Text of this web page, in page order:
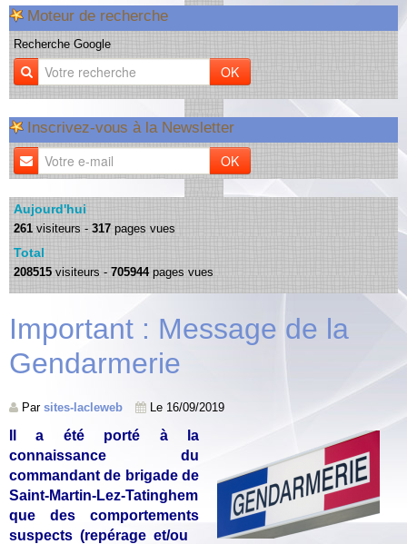
Moteur de recherche
Recherche Google
OK
Inscrivez-vous à la Newsletter
OK
Aujourd'hui
261 visiteurs - 317 pages vues
Total
208515 visiteurs - 705944pages vues
Important : Message de la
Gendarmerie
Par sites-lacleweb Le 16/09/2019
Il a été porté à la
connaissance du
commandant de brigade de
Saint-Martin-Lez-Tatinghem
que des comportements
suspects (repérage et/ou